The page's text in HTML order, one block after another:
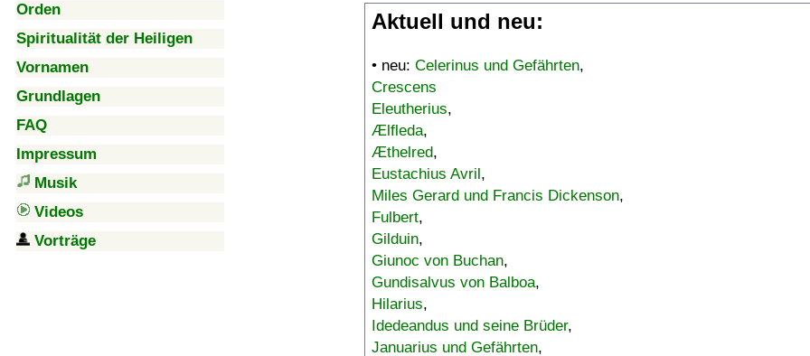
Orden
Spiritualität der Heiligen
Vornamen
Grundlagen
FAQ
Impressum
Musik
Videos
Vorträge
Aktuell und neu:
• neu: Celerinus und Gefährten,
Crescens
Eleutherius,
Ælfleda,
Æthelred,
Eustachius Avril,
Miles Gerard und Francis Dickenson,
Fulbert,
Gilduin,
Giunoc von Buchan,
Gundisalvus von Balboa,
Hilarius,
Idedeandus und seine Brüder,
Januarius und Gefährten,